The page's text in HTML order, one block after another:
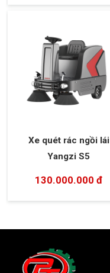
Xe quét rác ngồi lái
Yangzi S5
130.000.000 đ